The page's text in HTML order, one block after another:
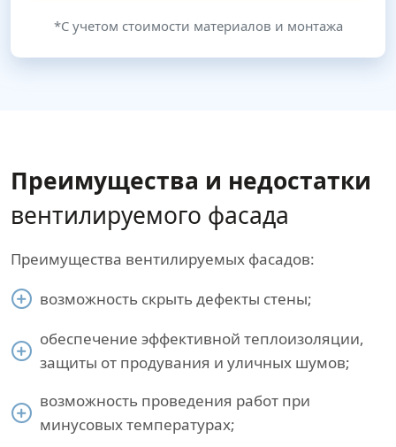
*С учетом стоимости материалов и монтажа
Преимущества и недостатки
вентилируемого фасада
Преимущества вентилируемых фасадов:
возможность скрыть дефекты стены;
обеспечение эффективной теплоизоляции,
защиты от продувания и уличных шумов;
возможность проведения работ при
минусовых температурах;